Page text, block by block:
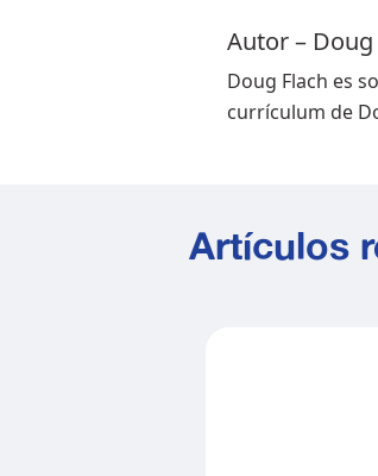
Autor – Doug
Doug Flach es
currículum de
Artículos